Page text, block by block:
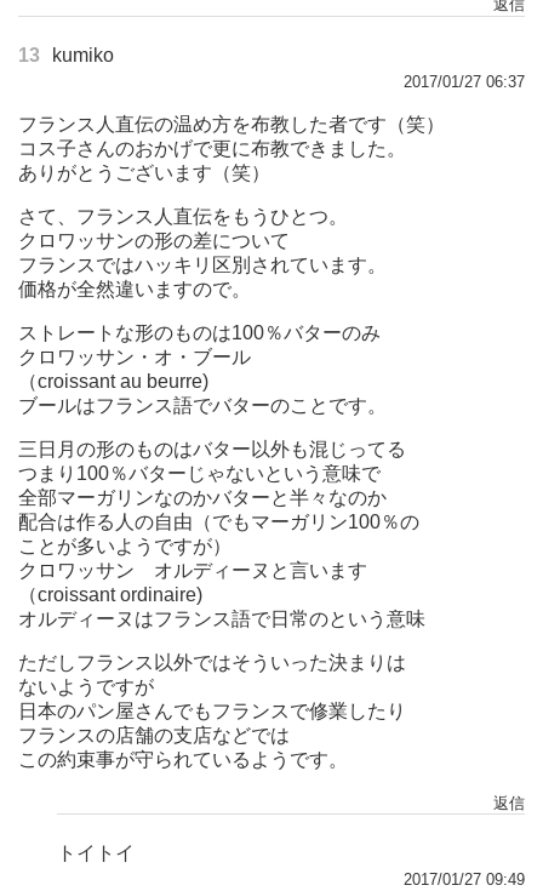
返信
13 kumiko
2017/01/27 06:37
フランス人直伝の温め方を布教した者です（笑）
コス子さんのおかげで更に布教できました。
ありがとうございます（笑）
さて、フランス人直伝をもうひとつ。
クロワッサンの形の差について
フランスではハッキリ区別されています。
価格が全然違いますので。
ストレートな形のものは100％バターのみ
クロワッサン・オ・ブール
（croissant au beurre)
ブールはフランス語でバターのことです。
三日月の形のものはバター以外も混じってる
つまり100％バターじゃないという意味で
全部マーガリンなのかバターと半々なのか
配合は作る人の自由（でもマーガリン100％の
ことが多いようですが）
クロワッサン オルディーヌと言います
（croissant ordinaire)
オルディーヌはフランス語で日常のという意味
ただしフランス以外ではそういった決まりは
ないようですが
日本のパン屋さんでもフランスで修業したり
フランスの店舗の支店などでは
この約束事が守られているようです。
返信
トイトイ
2017/01/27 09:49